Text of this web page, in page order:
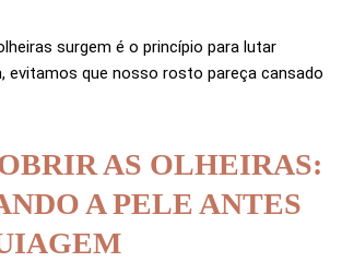
surgem é o princípio para lutar
evitamos que nosso rosto pareça cansado
AS OLHEIRAS:
A PELE ANTES